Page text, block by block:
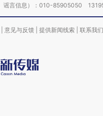
谣言信息）：010-85905050
意见与反馈 提供新闻线索 联系我们